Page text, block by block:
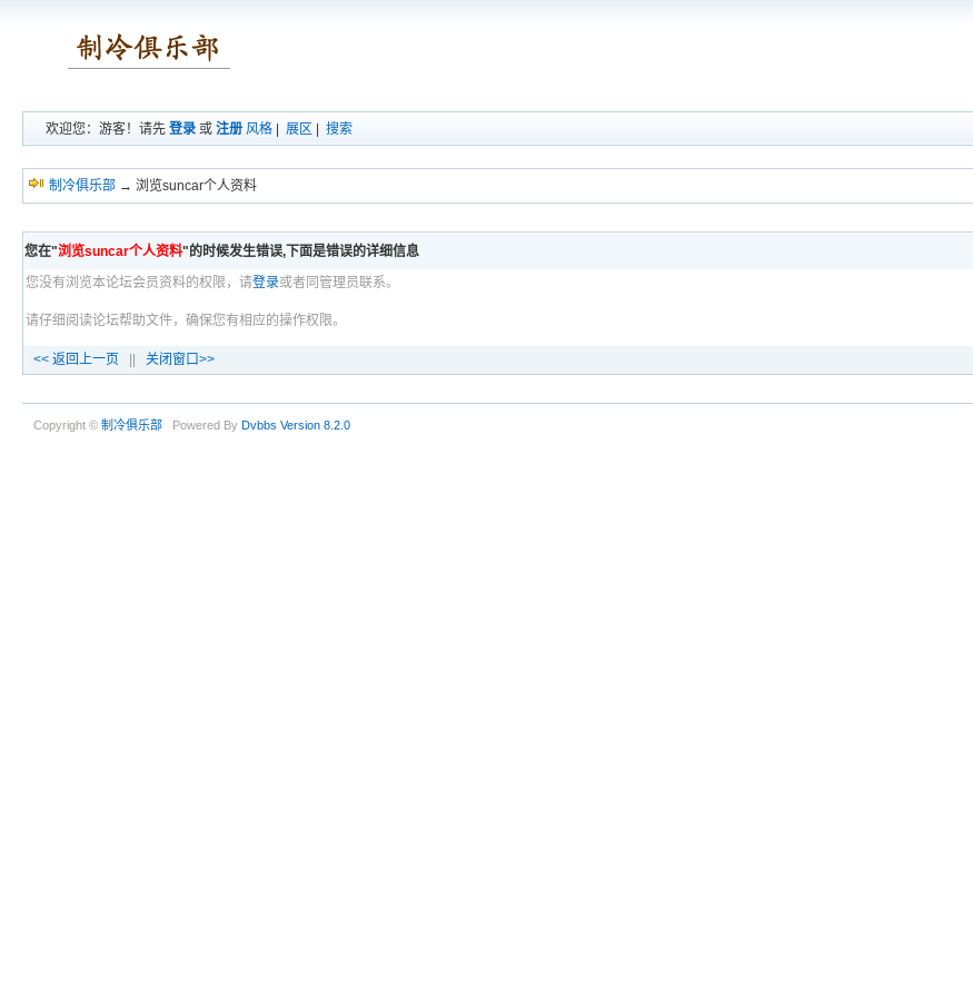
欢迎您：游客！请先登录 或注册 风格 |展区 |搜索
制冷俱乐部 → 浏览suncar个人资料
您在"浏览suncar个人资料"的时候发生错误,下面是错误的详细信息
您没有浏览本论坛会员资料的权限，请登录或者同管理员联系。
请仔细阅读论坛帮助文件，确保您有相应的操作权限。
<< 返回上一页 ||关闭窗口>>
Copyright ©制冷俱乐部 Powered ByDvbbs Version 8.2.0